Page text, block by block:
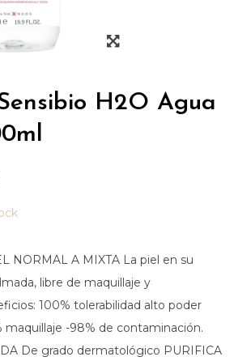
H2O Agua
NORMAL A MIXTA La piel en su
libre de maquillaje y
100% tolerabilidad alto poder
maquillaje -98% de contaminación.
De grado dermatológico PURIFICA